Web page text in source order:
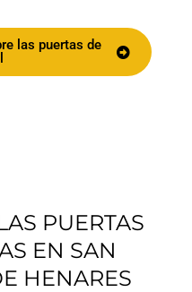
las puertas de
PUERTAS
EN SAN
HENARES